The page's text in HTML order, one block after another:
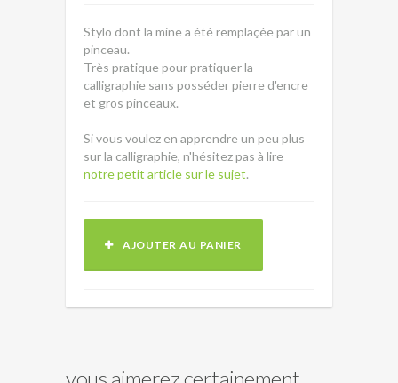
Stylo dont la mine a été remplaçée par un
pinceau.
Très pratique pour pratiquer la
calligraphie sans posséder pierre d'encre
et gros pinceaux.
Si vous voulez en apprendre un peu plus
sur la calligraphie, n'hésitez pas à lire
notre petit article sur le sujet.
AJOUTER AU PANIER